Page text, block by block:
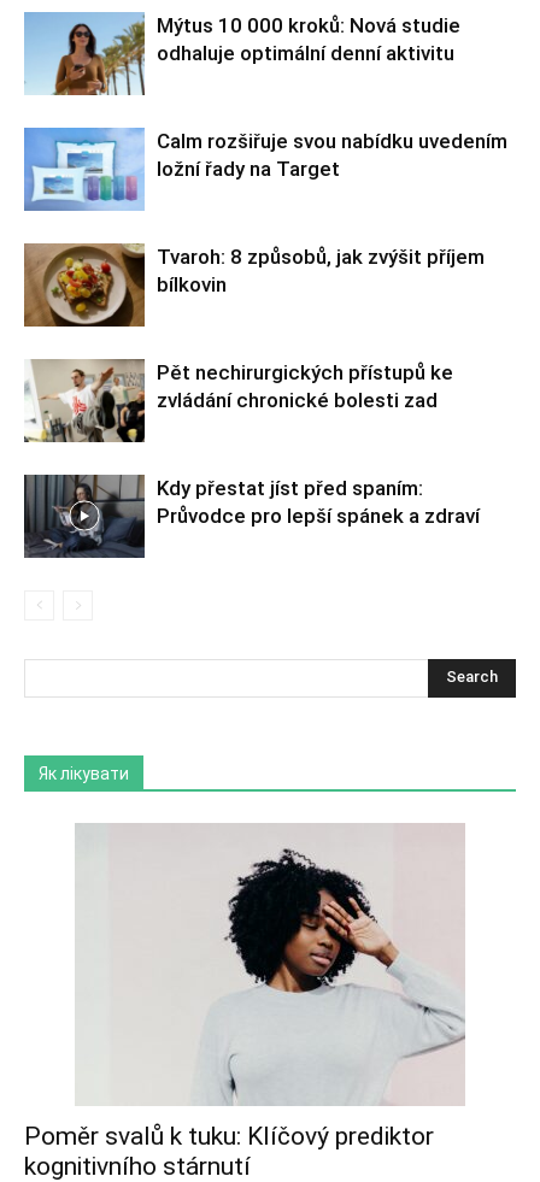
Mýtus 10 000 kroků: Nová studie
odhaluje optimální denní aktivitu
Calm rozšiřuje svou nabídku uvedením
ložní řady na Target
Tvaroh: 8 způsobů, jak zvýšit příjem
bílkovin
Pět nechirurgických přístupů ke
zvládání chronické bolesti zad
Kdy přestat jíst před spaním:
Průvodce pro lepší spánek a zdraví
Як лікувати
Poměr svalů k tuku: Klíčový prediktor
kognitivního stárnutí